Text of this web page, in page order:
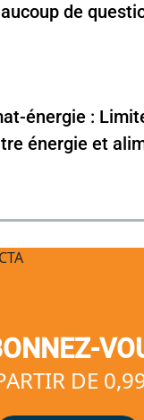
de
énergie :
énergie et
DE